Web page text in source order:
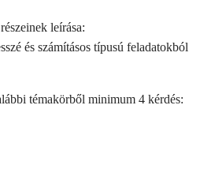
leírása:
és számításos típusú feladatokból
témakörből minimum 4 kérdés: